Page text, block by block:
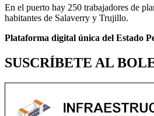
En el puerto hay 250 trabajadores de
habitantes de Salaverry y Trujillo.
Plataforma digital única del Estado
SUSCRÍBETE AL